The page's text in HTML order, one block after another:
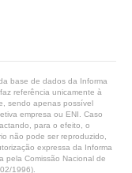
base de dados da Informa
referência unicamente à
sendo apenas possível
empresa ou ENI. Caso
para o efeito, o
não pode ser reproduzido,
expressa da Informa
pela Comissão Nacional de
1996).